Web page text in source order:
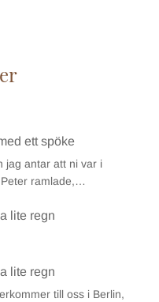
ett spöke
jag antar att ni var i
ramlade,…
lite regn
lite regn
till oss i Berlin,